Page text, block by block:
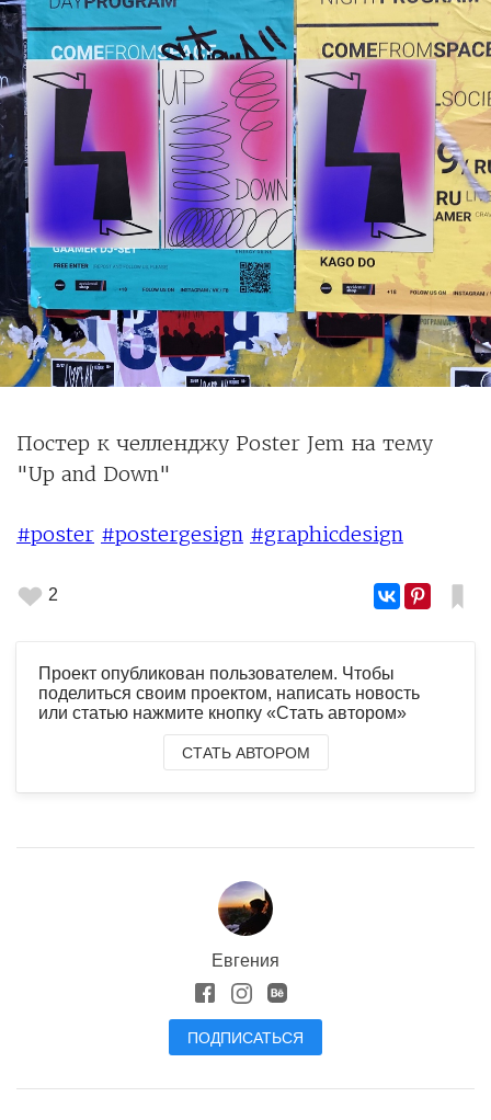
Постер к челленджу Poster Jem на тему
"Up and Down"
#poster #postergesign #graphicdesign
2
Проект опубликован пользователем. Чтобы
поделиться своим проектом, написать новость
или статью нажмите кнопку «Стать автором»
СТАТЬ АВТОРОМ
Евгения
ПОДПИСАТЬСЯ